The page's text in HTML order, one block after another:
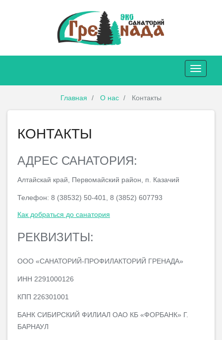
Toggle
Главная О нас Контакты
КОНТАКТЫ
АДРЕС САНАТОРИЯ:
Алтайскай край, Первомайский район, п. Казачий
Телефон: 8 (38532) 50-401, 8 (3852) 607793
Как добраться до санатория
РЕКВИЗИТЫ:
ООО «САНАТОРИЙ-ПРОФИЛАКТОРИЙ ГРЕНАДА»
ИНН 2291000126
КПП 226301001
БАНК СИБИРСКИЙ ФИЛИАЛ ОАО КБ «ФОРБАНК» Г.
БАРНАУЛ